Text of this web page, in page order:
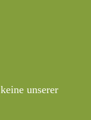
unserer